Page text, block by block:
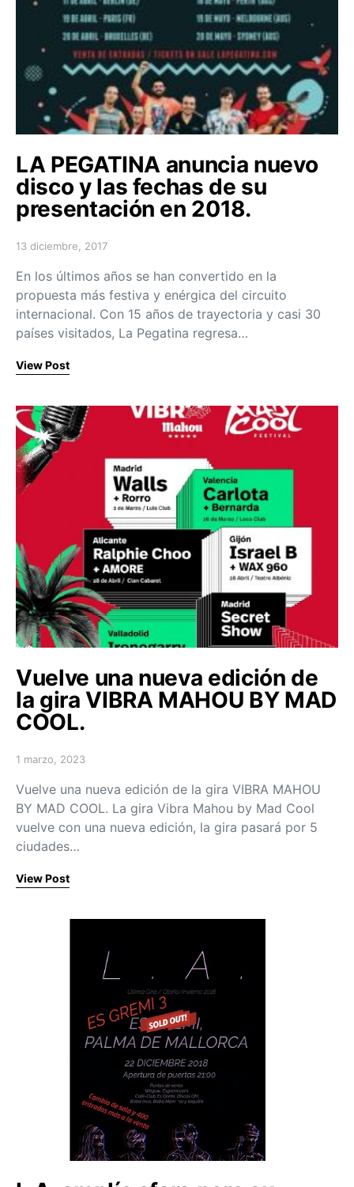
LA PEGATINA anuncia nuevo
disco y las fechas de su
presentación en 2018.
Posted on
13 diciembre, 2017
En los últimos años se han convertido en la
propuesta más festiva y enérgica del circuito
internacional. Con 15 años de trayectoria y casi 30
países visitados, La Pegatina regresa…
View Post
Vuelve una nueva edición de
la gira VIBRA MAHOU BY MAD
COOL.
Posted on
1 marzo, 2023
Vuelve una nueva edición de la gira VIBRA MAHOU
BY MAD COOL. La gira Vibra Mahou by Mad Cool
vuelve con una nueva edición, la gira pasará por 5
ciudades…
View Post